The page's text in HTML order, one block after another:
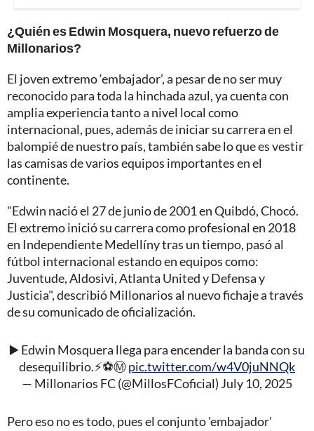
¿Quién es Edwin Mosquera, nuevo refuerzo de
Millonarios?
El joven extremo ‘embajador’, a pesar de no ser muy
reconocido para toda la hinchada azul, ya cuenta con
amplia experiencia tanto a nivel local como
internacional, pues, además de iniciar su carrera en el
balompié de nuestro país, también sabe lo que es vestir
las camisas de varios equipos importantes en el
continente.
"Edwin nació el 27 de junio de 2001 en Quibdó, Chocó.
El extremo inició su carrera como profesional en 2018
en Independiente Medellíny tras un tiempo, pasó al
fútbol internacional estando en equipos como:
Juventude, Aldosivi, Atlanta United y Defensa y
Justicia", describió Millonarios al nuevo fichaje a través
de su comunicado de oficialización.
▶️ Edwin Mosquera llega para encender la banda con su
desequilibrio.⚡⚽Ⓜ️pic.twitter.com/w4V0juNNQk
— Millonarios FC (@MillosFCoficial) July 10, 2025
Pero eso no es todo, pues el conjunto 'embajador'